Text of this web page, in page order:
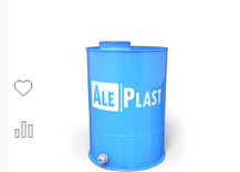
Цилиндрические
На заказ
Для горячей воды